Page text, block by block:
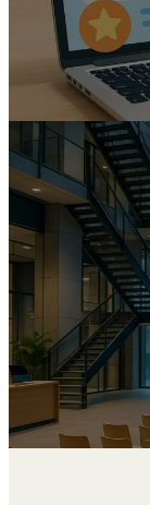
バ
ー
ン
ク